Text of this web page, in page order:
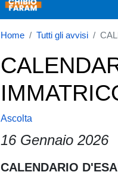
Home Tutti gli avvisi
Ascolta
16 Gennaio 2026
Paragrafo
CALENDARIO